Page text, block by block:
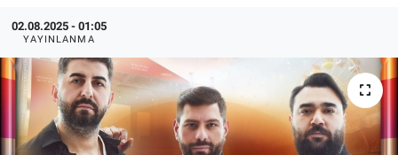
02.08.2025 - 01:05
YAYINLANMA
Sağlık
TEKNOLOJİ
Dünya
Haber Arşivi